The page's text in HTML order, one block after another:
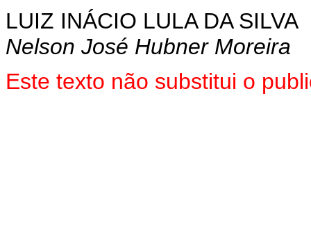
LUIZ INÁCIO LULA DA SILVA
Nelson José Hubner Moreira
Este texto não substitui o